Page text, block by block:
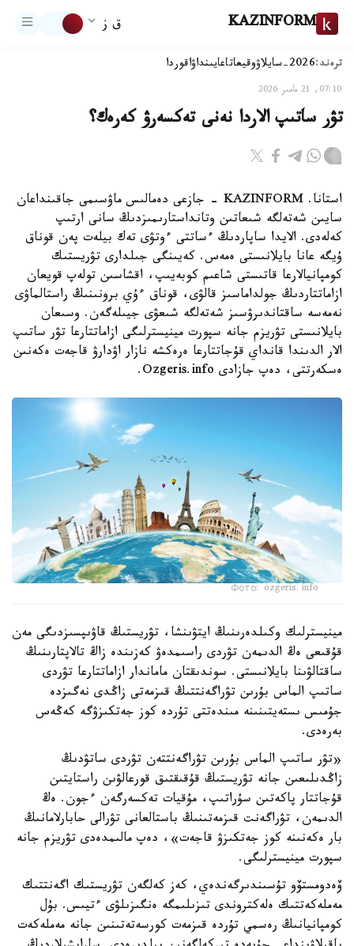
KAZINFORM ق ز
ترەند:2026-سايلاۋ وقيعاتاعايىنداۋاقوردا
07:10, 21 مامىر 2026
تۋر ساتىپ الاردا نەنى تەكسەرۋ كەرەك؟
استانا. KAZINFORM - جازعى دەمالىس ماۋسىمى جاقىنداعان
سايىن شەتەلگە شىعاتىن وتانداستارىمىزدىڭ سانى ارتىپ
كەلەدى. الايدا ساپاردىڭ ءساتتى ءوتۋى تەك بيلەت پەن قوناق
ۇيگە عانا بايلانىستى ەمەس. كەيىنگى جىلدارى تۋريستىك
كومپانيالارعا قاتىستى شاعىم كوبەيىپ، اقشاسىن تولەپ قويعان
ازاماتتاردىڭ جولداماسىز قالۋى، قوناق ءۇي برونىنىڭ راستالماۋى
نەمەسە ساقتاندىرۋسىز شەتەلگە شىعۋى جيىلەگەن. وسىعان
بايلانىستى تۋريزم جانە سپورت مينيسترلىگى ازاماتتارعا تۋر ساتىپ
الار الدىندا قانداي قۇجاتتارعا ەرەكشە نازار اۋدارۋ قاجەت ەكەنىن
ەسكەرتتى، دەپ جازادى Ozgeris.info.
Фото: ozgeris.info
مينيسترلىك وكىلدەرىنىڭ ايتۋىنشا، تۋريستىڭ قاۋىپسىزدىگى مەن
قۇقىعى ەڭ الدىمەن تۋردى راسىمدەۋ كەزىندە زاڭ تالاپتارىنىڭ
ساقتالۋىنا بايلانىستى. سوندىقتان ماماندار ازاماتتارعا تۋردى
ساتىپ الماس بۇرىن تۋراگەنتتىڭ قىزمەتى زاڭدى نەگىزدە
جۇمىس ىستەيتىنىنە مىندەتتى تۇردە كوز جەتكىزۋگە كەڭەس
بەرەدى.
«تۋر ساتىپ الماس بۇرىن تۋراگەنتتەن تۋردى ساتۋدىڭ
زاڭدىلىعىن جانە تۋريستىڭ قۇقىقتىق قورعالۋىن راستايتىن
قۇجاتتار پاكەتىن سۇراتىپ، مۇقيات تەكسەرگەن ءجون. ەڭ
الدىمەن، تۋراگەنت قىزمەتىنىڭ باستالعانى تۋرالى حابارلامانىڭ
بار ەكەنىنە كوز جەتكىزۋ قاجەت»، دەپ مالىمدەدى تۋريزم جانە
سپورت مينيسترلىگى.
ۆەدومستۆو تۇسىندىرگەندەي، كەز كەلگەن تۋريستىك اگەنتتىك
مەملەكەتتىك ەلەكتروندى تىزىلىمگە ەنگىزىلۋى ءتيىس. بۇل
كومپانيانىڭ رەسمي تۇردە قىزمەت كورسەتەتىنىن جانە مەملەكەت